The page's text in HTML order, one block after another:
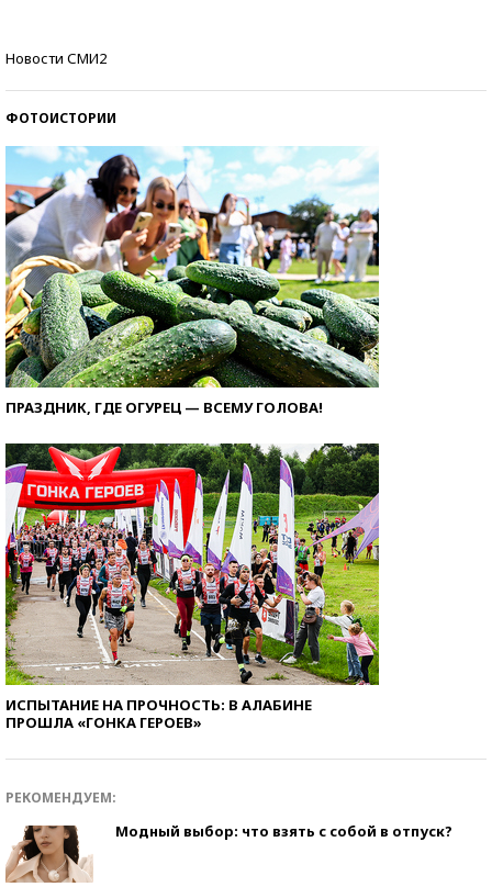
Новости СМИ2
ФОТОИСТОРИИ
ПРАЗДНИК, ГДЕ ОГУРЕЦ — ВСЕМУ ГОЛОВА!
ИСПЫТАНИЕ НА ПРОЧНОСТЬ: В АЛАБИНЕ
ПРОШЛА «ГОНКА ГЕРОЕВ»
РЕКОМЕНДУЕМ:
Модный выбор: что взять с собой в отпуск?